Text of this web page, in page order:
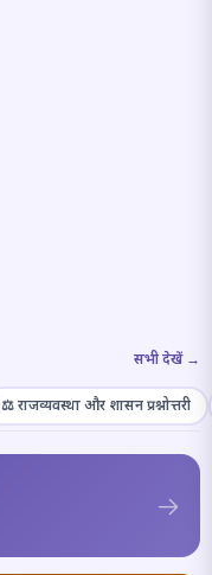
सभी देखें →
⚖️ राजव्यवस्था और शासन प्रश्नोत्तरी